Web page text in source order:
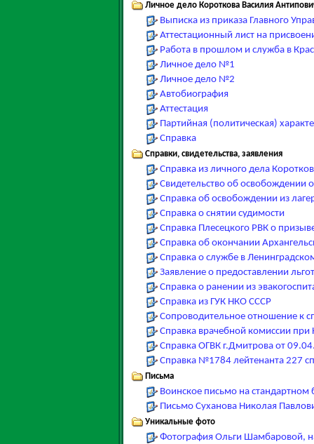
Личное дело Короткова Василия
Выписка из приказа Главного
Аттестационный лист на
Работа в прошлом и служба в
Личное дело №1
Личное дело №2
Автобиография
Аттестация
Партийная (политическая)
Справка
Справки, свидетельства, заявления
Справка из личного дела
Свидетельство об освобождении
Справка об освобождении из
Справка о снятии судимости
Справка Плесецкого РВК о
Справка об окончании
Справка о службе в
Заявление о предоставлении
Справка о ранении из
Справка из ГУК НКО СССР
Сопроводительное отношение к
Справка врачебной комиссии при
Справка ОГВК г.Дмитрова от
Справка №1784 лейтенанта 227
Письма
Воинское письмо на стандартном
Письмо Суханова Николая
Уникальные фото
Фотография Ольги Шамбаровой,